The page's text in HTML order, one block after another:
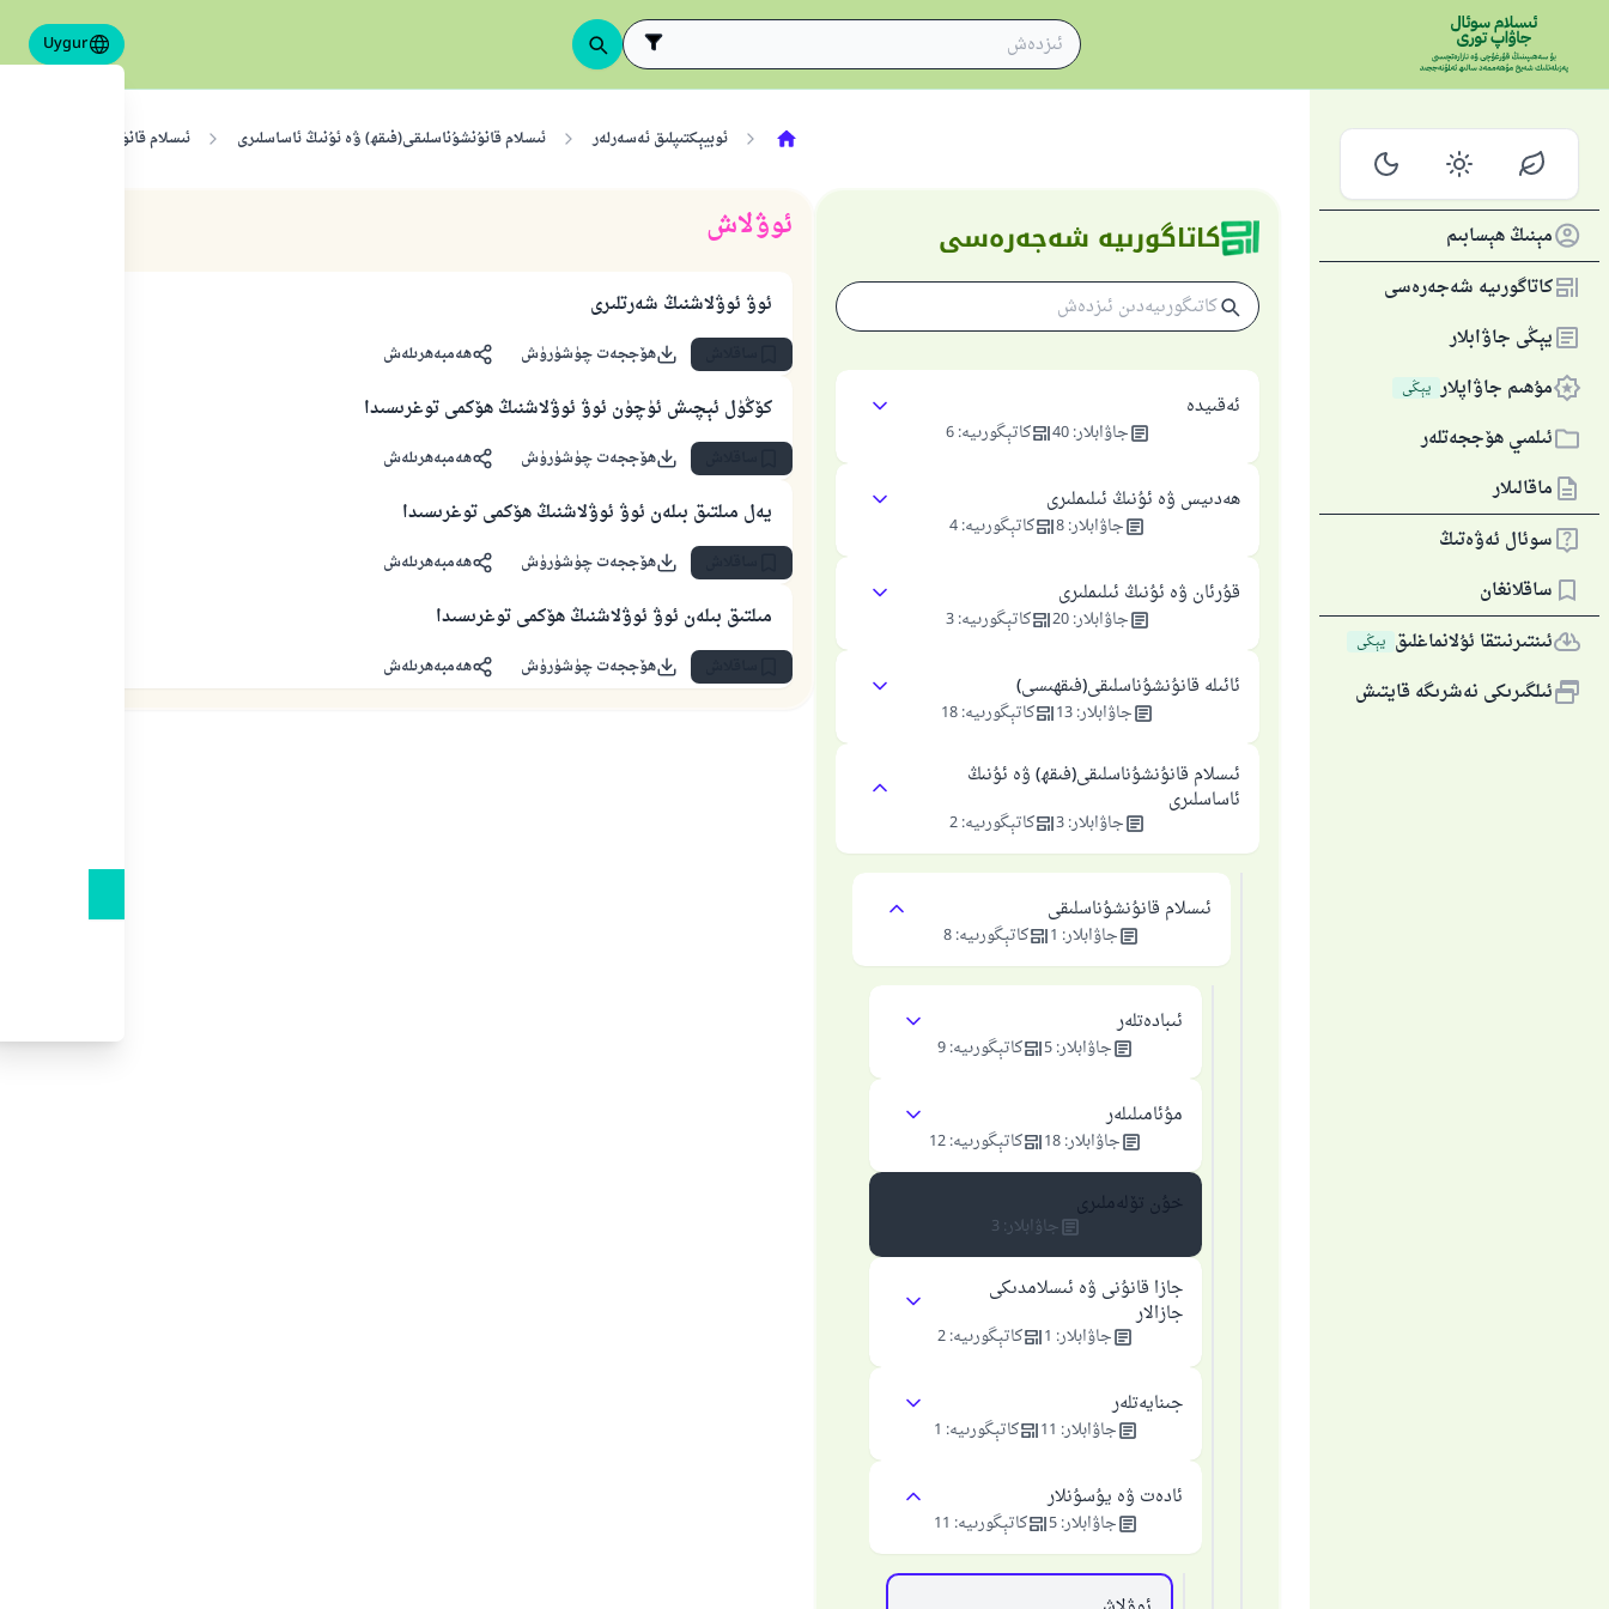
Uygur
مېنىڭ ھېسابىم
كاتاگورىيە شەجەرەسى
يېڭى جاۋابلار
مۇھىم جاۋاپلار يېڭى
ئىلمىي ھۆججەتلەر
ماقالىلار
سوئال ئەۋەتىڭ
ساقلانغان
ئىنتىرنىتقا ئۇلانماغلىق يېڭى
ئىلگىرىكى نەشرىگە قايتىش
كاتاگورىيە شەجەرەسى
ئەقىيدە
جاۋابلار:
40 كاتېگورىيە:
6
ھەدىيس ۋە ئۇنىڭ ئىلىملىرى
جاۋابلار:
8 كاتېگورىيە:
4
قۇرئان ۋە ئۇنىڭ ئىلىملىرى
جاۋابلار:
20 كاتېگورىيە:
3
ئائىلە قانۇنشۇناسلىقى(فىقھىسى)
جاۋابلار:
13 كاتېگورىيە:
18
ئىسلام قانۇنشۇناسلىقى(فىقھ) ۋە ئۇنىڭ
ئاساسلىرى
جاۋابلار:
3 كاتېگورىيە:
2
ئىسلام قانۇنشۇناسلىقى
جاۋابلار:
1 كاتېگورىيە:
8
ئىبادەتلەر
جاۋابلار:
5 كاتېگورىيە:
9
مۇئامىلىلەر
جاۋابلار:
18 كاتېگورىيە:
12
خۇن تۆلەملىرى
جاۋابلار:
3
جازا قانۇنى ۋە ئىسلامدىكى
جازالار
جاۋابلار:
1 كاتېگورىيە:
2
جىنايەتلەر
جاۋابلار:
11 كاتېگورىيە:
1
ئادەت ۋە يۇسۇنلار
جاۋابلار:
5 كاتېگورىيە:
11
ئوبيېكتىپلىق ئەسەرلەر ئىسلام قانۇنشۇناسلىقى(فىقھ) ۋە ئۇنىڭ ئاساسلىرى ئىسلام قانۇنشۇناسلىقى
ئوۋلاش
ئوۋ ئوۋلاشنىڭ شەرتلىرى
ھۆججەت چۈشۈرۈش ھەمبەھرىلەش
كۆڭۈل ئېچىش ئۈچۈن ئوۋ ئوۋلاشنىڭ ھۆكمى توغرىسىدا
ھۆججەت چۈشۈرۈش ھەمبەھرىلەش
يەل مىلتىق بىلەن ئوۋ ئوۋلاشنىڭ ھۆكمى توغرىسىدا
ھۆججەت چۈشۈرۈش ھەمبەھرىلەش
مىلتىق بىلەن ئوۋ ئوۋلاشنىڭ ھۆكمى توغرىسىدا
ھۆججەت چۈشۈرۈش ھەمبەھرىلەش